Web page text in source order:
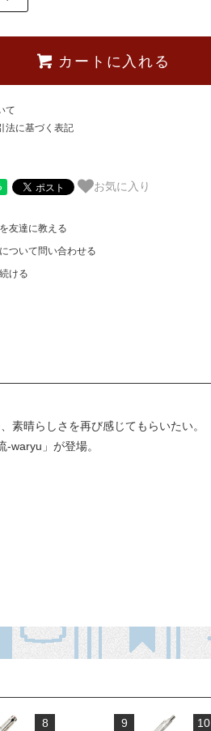
カートに入れる
て
法に基づく表記
お気に入り
友達に教える
ついて問い合わせる
ける
素晴らしさを再び感じてもらいたい。
waryu」が登場。
8 9 10